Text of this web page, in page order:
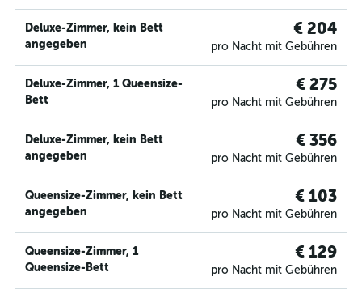
Deluxe-Zimmer, kein Bett
angegeben
€ 204
pro Nacht mit Gebühren
Deluxe-Zimmer, 1 Queensize-
Bett
€ 275
pro Nacht mit Gebühren
Deluxe-Zimmer, kein Bett
angegeben
€ 356
pro Nacht mit Gebühren
Queensize-Zimmer, kein Bett
angegeben
€ 103
pro Nacht mit Gebühren
Queensize-Zimmer, 1
Queensize-Bett
€ 129
pro Nacht mit Gebühren